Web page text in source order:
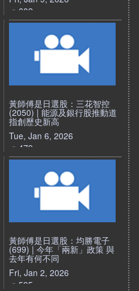
602
黃師傅是日選股：三花智控
(2050) | 能源及銀行股推動道
指創歷史新高
Tue, Jan 6, 2026
479
黃師傅是日選股：均勝電子
(699) | 今年「兩新」政策 與
去年有何不同
Fri, Jan 2, 2026
595